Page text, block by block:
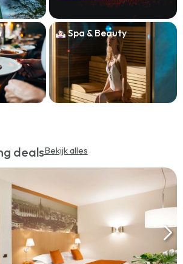
Spa & Beauty
dealsBekijk alles